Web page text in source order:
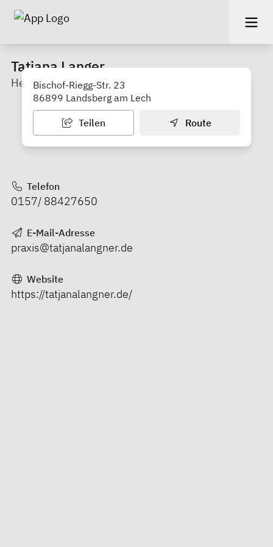
Tatjana Langer
Heilpraktikerin und Physiotherapeutin
Bischof-Riegg-Str. 23
86899 Landsberg am Lech
Teilen Route
Telefon
0157/ 88427650
E-Mail-Adresse
praxis@tatjanalangner.de
Website
https://tatjanalangner.de/